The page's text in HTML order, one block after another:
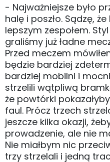
- Najważniejsze było
halę i poszło. Sądzę,
lepszym zespołem.
graliśmy już ładne
Przed meczem
będzie bardziej
bardziej mobilni i
strzelili wątpliwą
że powtórki
faul. Prócz trzech
jeszcze kilka okazji,
prowadzenie, ale nie
Nie miałbym nic
trzy strzelali i jedną